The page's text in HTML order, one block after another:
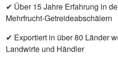
✔ Über 15 Jahre Erfahrung in
Mehrfrucht-Getreideabschälern
✔ Exportiert in über 80 Länder
Landwirte und Händler